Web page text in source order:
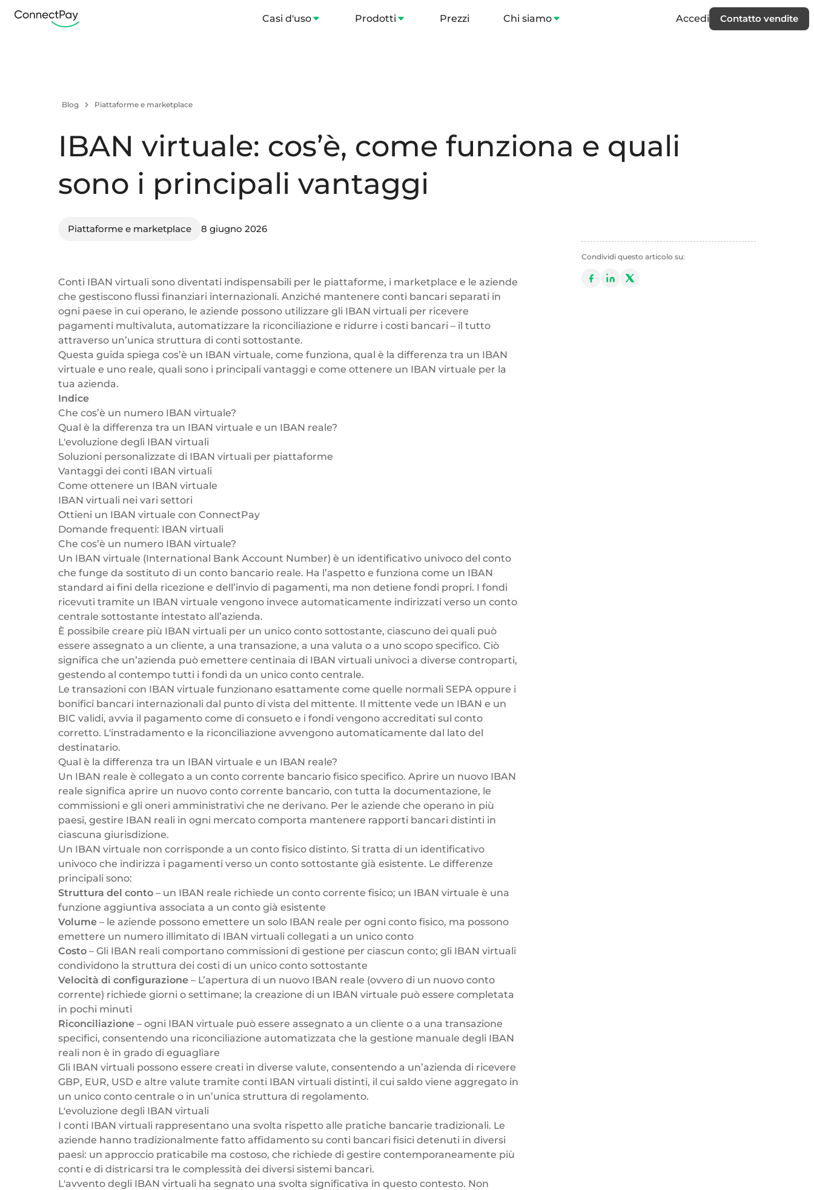
Casi d'uso Prodotti Prezzi Chi siamo Accedi Contatto vendite
Blog Piattaforme e marketplace
IBAN virtuale: cos’è, come funziona e quali
sono i principali vantaggi
Piattaforme e marketplace 8 giugno 2026
Conti IBAN virtuali sono diventati indispensabili per le piattaforme, i marketplace e le aziende
che gestiscono flussi finanziari internazionali. Anziché mantenere conti bancari separati in
ogni paese in cui operano, le aziende possono utilizzare gli IBAN virtuali per ricevere
pagamenti multivaluta, automatizzare la riconciliazione e ridurre i costi bancari – il tutto
attraverso un’unica struttura di conti sottostante.
Questa guida spiega cos’è un IBAN virtuale, come funziona, qual è la differenza tra un IBAN
virtuale e uno reale, quali sono i principali vantaggi e come ottenere un IBAN virtuale per la
tua azienda.
Indice
Che cos’è un numero IBAN virtuale?
Qual è la differenza tra un IBAN virtuale e un IBAN reale?
L'evoluzione degli IBAN virtuali
Soluzioni personalizzate di IBAN virtuali per piattaforme
Vantaggi dei conti IBAN virtuali
Come ottenere un IBAN virtuale
IBAN virtuali nei vari settori
Ottieni un IBAN virtuale con ConnectPay
Domande frequenti: IBAN virtuali
Che cos’è un numero IBAN virtuale?
Un IBAN virtuale (International Bank Account Number) è un identificativo univoco del conto
che funge da sostituto di un conto bancario reale. Ha l’aspetto e funziona come un IBAN
standard ai fini della ricezione e dell’invio di pagamenti, ma non detiene fondi propri. I fondi
ricevuti tramite un IBAN virtuale vengono invece automaticamente indirizzati verso un conto
centrale sottostante intestato all’azienda.
È possibile creare più IBAN virtuali per un unico conto sottostante, ciascuno dei quali può
essere assegnato a un cliente, a una transazione, a una valuta o a uno scopo specifico. Ciò
significa che un’azienda può emettere centinaia di IBAN virtuali univoci a diverse controparti,
gestendo al contempo tutti i fondi da un unico conto centrale.
Le transazioni con IBAN virtuale funzionano esattamente come quelle normali SEPA oppure i
bonifici bancari internazionali dal punto di vista del mittente. Il mittente vede un IBAN e un
BIC validi, avvia il pagamento come di consueto e i fondi vengono accreditati sul conto
corretto. L'instradamento e la riconciliazione avvengono automaticamente dal lato del
destinatario.
Qual è la differenza tra un IBAN virtuale e un IBAN reale?
Un IBAN reale è collegato a un conto corrente bancario fisico specifico. Aprire un nuovo IBAN
reale significa aprire un nuovo conto corrente bancario, con tutta la documentazione, le
commissioni e gli oneri amministrativi che ne derivano. Per le aziende che operano in più
paesi, gestire IBAN reali in ogni mercato comporta mantenere rapporti bancari distinti in
ciascuna giurisdizione.
Un IBAN virtuale non corrisponde a un conto fisico distinto. Si tratta di un identificativo
univoco che indirizza i pagamenti verso un conto sottostante già esistente. Le differenze
principali sono:
Struttura del conto – un IBAN reale richiede un conto corrente fisico; un IBAN virtuale è una
funzione aggiuntiva associata a un conto già esistente
Volume – le aziende possono emettere un solo IBAN reale per ogni conto fisico, ma possono
emettere un numero illimitato di IBAN virtuali collegati a un unico conto
Costo – Gli IBAN reali comportano commissioni di gestione per ciascun conto; gli IBAN virtuali
condividono la struttura dei costi di un unico conto sottostante
Velocità di configurazione – L’apertura di un nuovo IBAN reale (ovvero di un nuovo conto
corrente) richiede giorni o settimane; la creazione di un IBAN virtuale può essere completata
in pochi minuti
Riconciliazione – ogni IBAN virtuale può essere assegnato a un cliente o a una transazione
specifici, consentendo una riconciliazione automatizzata che la gestione manuale degli IBAN
reali non è in grado di eguagliare
Gli IBAN virtuali possono essere creati in diverse valute, consentendo a un’azienda di ricevere
GBP, EUR, USD e altre valute tramite conti IBAN virtuali distinti, il cui saldo viene aggregato in
un unico conto centrale o in un’unica struttura di regolamento.
L'evoluzione degli IBAN virtuali
I conti IBAN virtuali rappresentano una svolta rispetto alle pratiche bancarie tradizionali. Le
aziende hanno tradizionalmente fatto affidamento su conti bancari fisici detenuti in diversi
paesi: un approccio praticabile ma costoso, che richiede di gestire contemporaneamente più
conti e di districarsi tra le complessità dei diversi sistemi bancari.
L'avvento degli IBAN virtuali ha segnato una svolta significativa in questo contesto. Non
Condividi questo articolo su: